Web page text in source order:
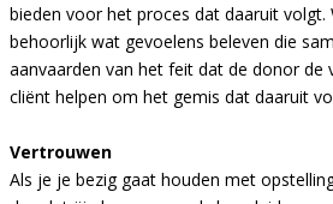
bieden voor het proces dat daaruit volgt.
behoorlijk wat gevoelens beleven die
aanvaarden van het feit dat de donor de
cliënt helpen om het gemis dat daaruit
Vertrouwen
Als je je bezig gaat houden met